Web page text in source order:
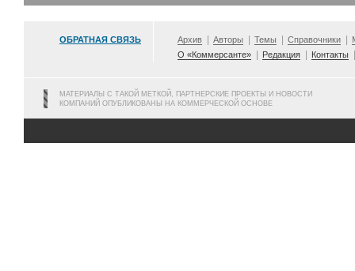
ОБРАТНАЯ СВЯЗЬ Архив Авторы Темы Справочники
О «Коммерсанте»
Редакция Контакты
МАТЕРИАЛЫ С ТАКОЙ МЕТКОЙ, ПАРТНЕРСКИЕ ПРОЕКТЫ И НОВОСТИ
КОМПАНИЙ ОПУБЛИКОВАНЫ НА КОММЕРЧЕСКОЙ ОСНОВЕ